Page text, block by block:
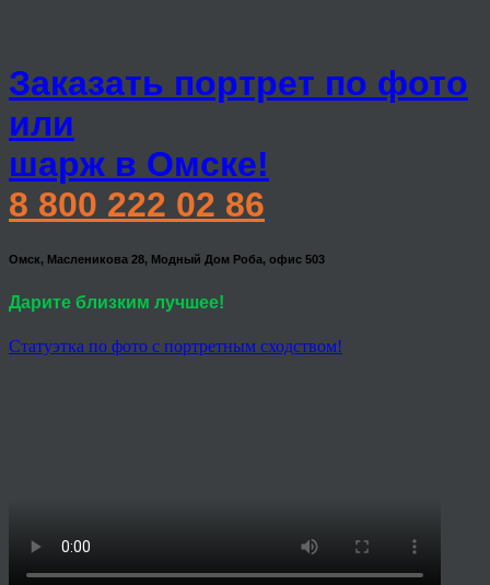
Заказать портрет по фото
или
шарж в Омске!
8 800 222 02 86
Омск, Масленикова 28, Модный Дом Роба, офис 503
Дарите близким лучшее!
Статуэтка по фото с портретным сходством!